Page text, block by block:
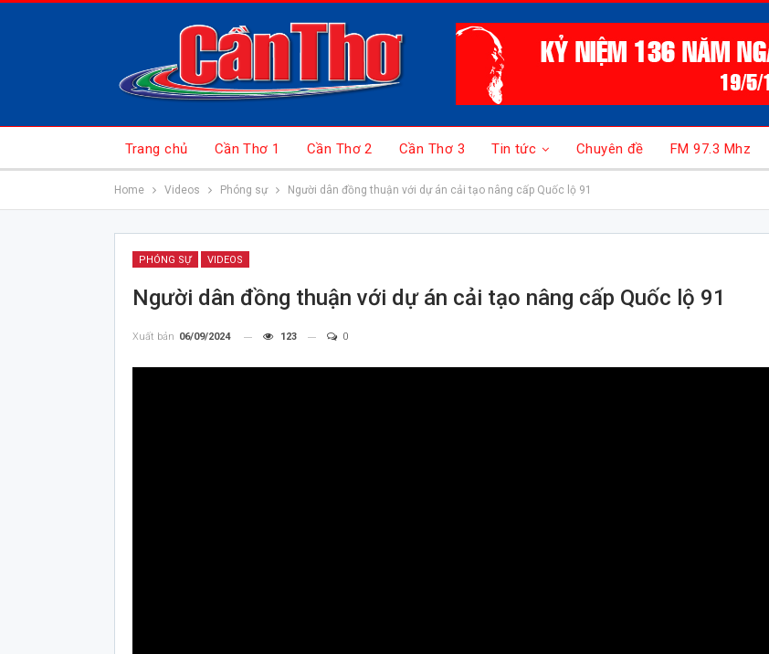
Trang chủ Cần Thơ 1 Cần Thơ 2 Cần Thơ 3 Tin tức Chuyên đề FM 97.3 Mhz
Home Videos Phóng sự Người dân đồng thuận với dự án cải tạo nâng cấp Quốc lộ 91
PHÓNG SỰ VIDEOS
Người dân đồng thuận với dự án cải tạo nâng cấp Quốc lộ 91
Xuất bản 06/09/2024 123 0